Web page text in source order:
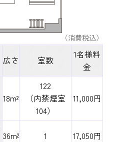
（消費税込）
広さ 室数
1名様料
金
18m²
122
（内禁煙室
104）
11,000円
36m² 1 17,050円